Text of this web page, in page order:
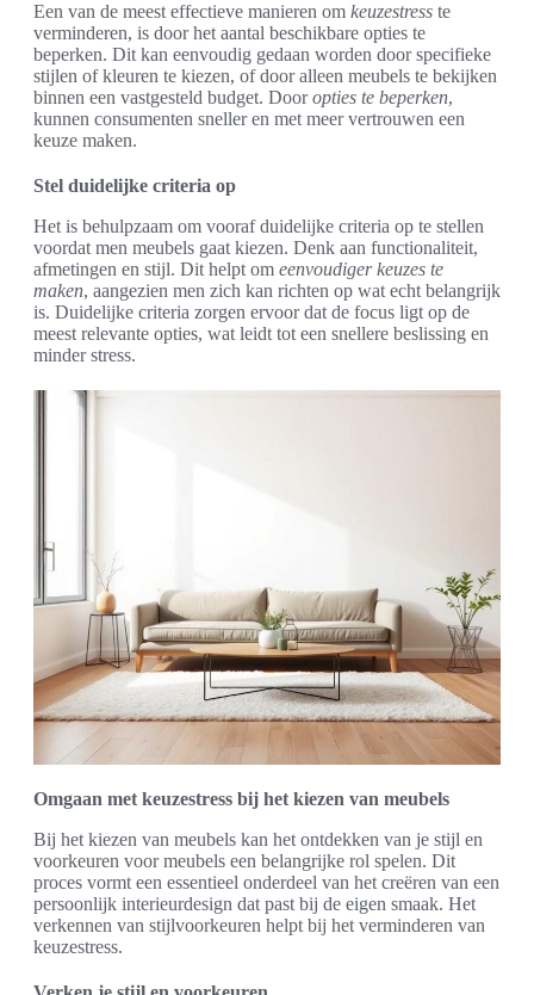
Een van de meest effectieve manieren om keuzestress te
verminderen, is door het aantal beschikbare opties te
beperken. Dit kan eenvoudig gedaan worden door specifieke
stijlen of kleuren te kiezen, of door alleen meubels te bekijken
binnen een vastgesteld budget. Dooropties te beperken,
kunnen consumenten sneller en met meer vertrouwen een
keuze maken.
Stel duidelijke criteria op
Het is behulpzaam om vooraf duidelijke criteria op te stellen
voordat men meubels gaat kiezen. Denk aan functionaliteit,
afmetingen en stijl. Dit helpt om eenvoudiger keuzes te
maken, aangezien men zich kan richten op wat echt belangrijk
is. Duidelijke criteria zorgen ervoor dat de focus ligt op de
meest relevante opties, wat leidt tot een snellere beslissing en
minder stress.
Omgaan met keuzestress bij het kiezen van meubels
Bij het kiezen van meubels kan het ontdekken van je stijl en
voorkeuren voor meubels een belangrijke rol spelen. Dit
proces vormt een essentieel onderdeel van het creëren van een
persoonlijk interieurdesign dat past bij de eigen smaak. Het
verkennen van stijlvoorkeuren helpt bij het verminderen van
keuzestress.